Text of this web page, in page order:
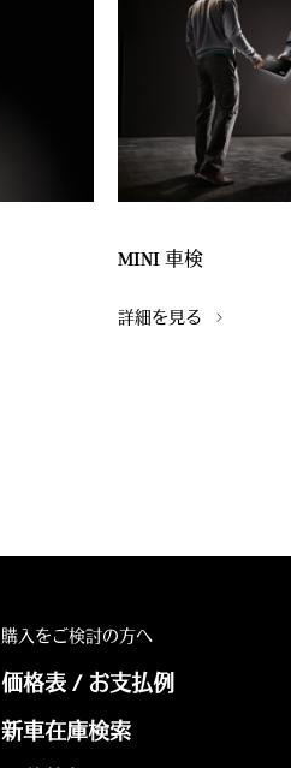
MINI 車検
詳細を見る
購入をご検討の方へ
価格表 / お支払例
新車在庫検索